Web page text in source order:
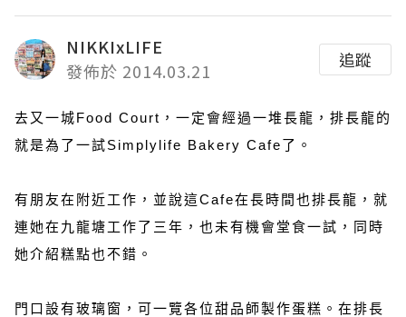
NIKKIxLIFE
發佈於 2014.03.21
追蹤
去又一城Food Court，一定會經過一堆長龍，排長龍的
就是為了一試Simplylife Bakery Cafe了。
有朋友在附近工作，並說這Cafe在長時間也排長龍，就
連她在九龍塘工作了三年，也未有機會堂食一試，同時
她介紹糕點也不錯。
門口設有玻璃窗，可一覽各位甜品師製作蛋糕。在排長